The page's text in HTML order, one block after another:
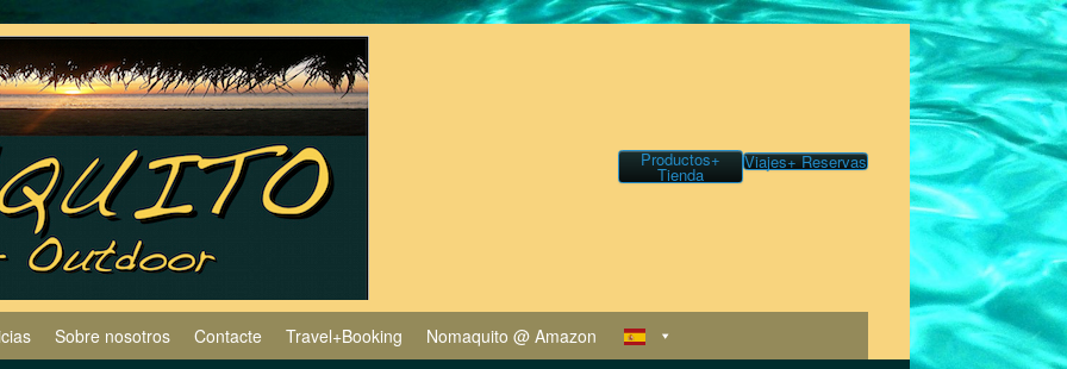
Productos+
Tienda
Viajes+ Reservas
Sobre nosotros Contacte Travel+Booking Nomaquito @ Amazon